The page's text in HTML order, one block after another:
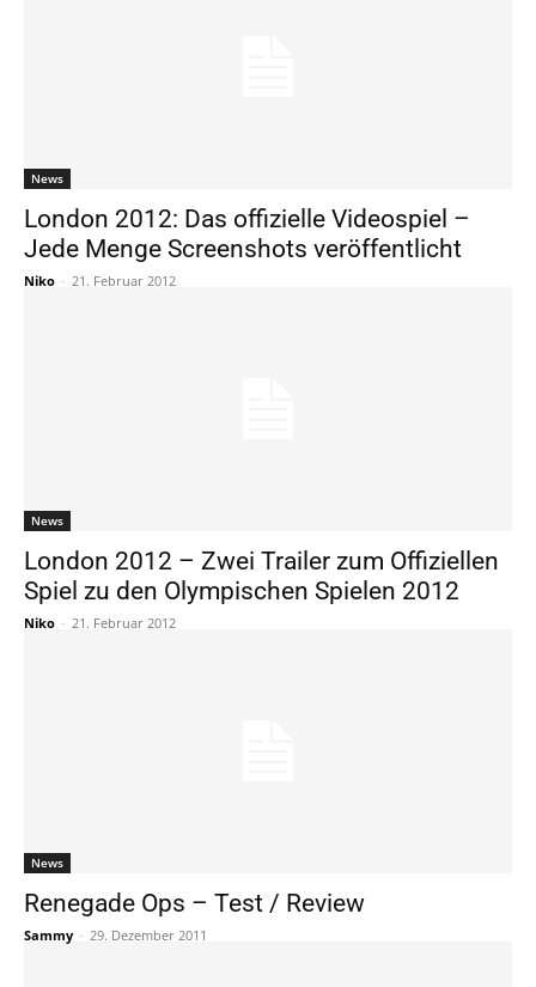
News
London 2012: Das offizielle Videospiel –
Jede Menge Screenshots veröffentlicht
Niko - 21. Februar 2012
News
London 2012 – Zwei Trailer zum Offiziellen
Spiel zu den Olympischen Spielen 2012
Niko - 21. Februar 2012
News
Renegade Ops – Test / Review
Sammy - 29. Dezember 2011